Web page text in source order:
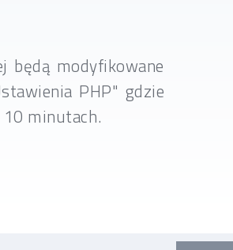
będą modyfikowane
PHP" gdzie
minutach.